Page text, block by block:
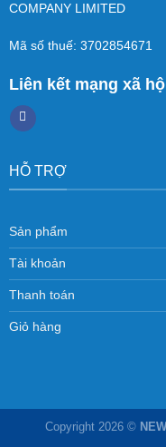
COMPANY LIMITED
Mã số thuế: 3702854671
Liên kết mạng xã
HỖ TRỢ
Sản phẩm
Tài khoản
Thanh toán
Giỏ hàng
Copyright 2026 ©